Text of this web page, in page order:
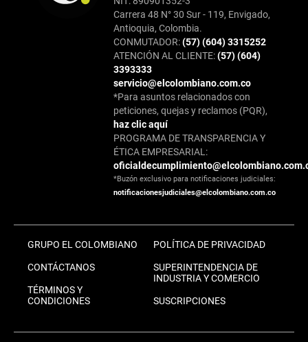
Carrera 48 N° 30 Sur - 119, Envigado,
Antioquia, Colombia.
CONMUTADOR:(57) (604) 3315252
ATENCIÓN AL CLIENTE:(57) (604)
3393333
servicio@elcolombiano.com.co
*Para asuntos relacionados con
peticiones, quejas y reclamos (PQR),
haz clic aquí
PROGRAMA DE TRANSPARENCIA Y
ÉTICA EMPRESARIAL:
*Buzón exclusivo para notificaciones judiciales:
notificacionesjudiciales@elcolombiano.com.co
GRUPO EL COLOMBIANO
CONTÁCTANOS
TÉRMINOS Y
CONDICIONES
POLÍTICA DE PRIVACIDAD
SUPERINTENDENCIA DE
INDUSTRIA Y COMERCIO
SUSCRIPCIONES